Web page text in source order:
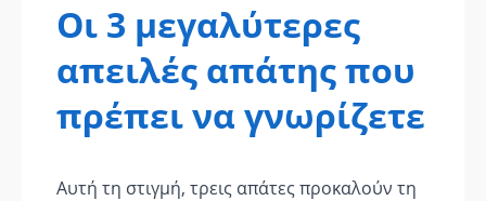
Οι 3 μεγαλύτερες
απειλές απάτης που
πρέπει να γνωρίζετε
Αυτή τη στιγμή, τρεις απάτες προκαλούν τη